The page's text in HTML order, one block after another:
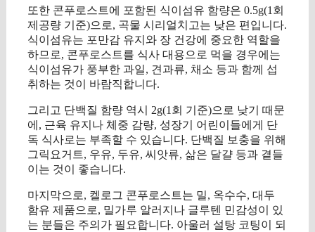
또한 콘푸로스트에 포함된 식이섬유 함량은 0.5g(1회
제공량 기준)으로, 곡물 시리얼치고는 낮은 편입니다.
식이섬유는 포만감 유지와 장 건강에 중요한 역할을
하므로, 콘푸로스트를 식사 대용으로 먹을 경우에는
식이섬유가 풍부한 과일, 견과류, 채소 등과 함께 섭
취하는 것이 바람직합니다.
그리고 단백질 함량 역시 2g(1회 기준)으로 낮기 때문
에, 근육 유지나 체중 감량, 성장기 어린이들에게 단
독 식사로는 부족할 수 있습니다. 단백질 보충을 위해
그릭요거트, 우유, 두유, 씨앗류, 삶은 달걀 등과 곁들
이는 것이 좋습니다.
마지막으로, 켈로그 콘푸로스트는 밀, 옥수수, 대두
함유 제품으로, 밀가루 알러지나 글루텐 민감성이 있
는 분들은 주의가 필요합니다. 아울러 설탕 코팅이 되